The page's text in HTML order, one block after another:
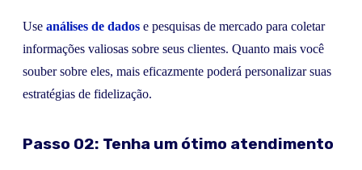
Use análises de dados e pesquisas de mercado para coletar
informações valiosas sobre seus clientes. Quanto mais você
souber sobre eles, mais eficazmente poderá personalizar suas
estratégias de fidelização.
Passo 02: Tenha um ótimo atendimento